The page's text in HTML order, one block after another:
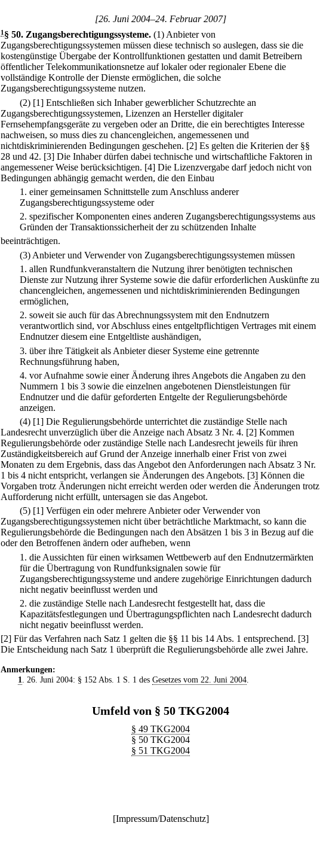
[26. Juni 2004–24. Februar 2007]
1§ 50. Zugangsberechtigungssysteme. (1) Anbieter von
Zugangsberechtigungssystemen müssen diese technisch so auslegen, dass sie die
kostengünstige Übergabe der Kontrollfunktionen gestatten und damit Betreibern
öffentlicher Telekommunikationsnetze auf lokaler oder regionaler Ebene die
vollständige Kontrolle der Dienste ermöglichen, die solche
Zugangsberechtigungssysteme nutzen.
(2) [1] Entschließen sich Inhaber gewerblicher Schutzrechte an
Zugangsberechtigungssystemen, Lizenzen an Hersteller digitaler
Fernsehempfangsgeräte zu vergeben oder an Dritte, die ein berechtigtes Interesse
nachweisen, so muss dies zu chancengleichen, angemessenen und
nichtdiskriminierenden Bedingungen geschehen. [2] Es gelten die Kriterien der §§
28 und 42. [3] Die Inhaber dürfen dabei technische und wirtschaftliche Faktoren in
angemessener Weise berücksichtigen. [4] Die Lizenzvergabe darf jedoch nicht von
Bedingungen abhängig gemacht werden, die den Einbau
1. einer gemeinsamen Schnittstelle zum Anschluss anderer
Zugangsberechtigungssysteme oder
2. spezifischer Komponenten eines anderen Zugangsberechtigungssystems aus
Gründen der Transaktionssicherheit der zu schützenden Inhalte
beeinträchtigen.
(3) Anbieter und Verwender von Zugangsberechtigungssystemen müssen
1. allen Rundfunkveranstaltern die Nutzung ihrer benötigten technischen
Dienste zur Nutzung ihrer Systeme sowie die dafür erforderlichen Auskünfte zu
chancengleichen, angemessenen und nichtdiskriminierenden Bedingungen
ermöglichen,
2. soweit sie auch für das Abrechnungssystem mit den Endnutzern
verantwortlich sind, vor Abschluss eines entgeltpflichtigen Vertrages mit einem
Endnutzer diesem eine Entgeltliste aushändigen,
3. über ihre Tätigkeit als Anbieter dieser Systeme eine getrennte
Rechnungsführung haben,
4. vor Aufnahme sowie einer Änderung ihres Angebots die Angaben zu den
Nummern 1 bis 3 sowie die einzelnen angebotenen Dienstleistungen für
Endnutzer und die dafür geforderten Entgelte der Regulierungsbehörde
anzeigen.
(4) [1] Die Regulierungsbehörde unterrichtet die zuständige Stelle nach
Landesrecht unverzüglich über die Anzeige nach Absatz 3 Nr. 4. [2] Kommen
Regulierungsbehörde oder zuständige Stelle nach Landesrecht jeweils für ihren
Zuständigkeitsbereich auf Grund der Anzeige innerhalb einer Frist von zwei
Monaten zu dem Ergebnis, dass das Angebot den Anforderungen nach Absatz 3 Nr.
1 bis 4 nicht entspricht, verlangen sie Änderungen des Angebots. [3] Können die
Vorgaben trotz Änderungen nicht erreicht werden oder werden die Änderungen trotz
Aufforderung nicht erfüllt, untersagen sie das Angebot.
(5) [1] Verfügen ein oder mehrere Anbieter oder Verwender von
Zugangsberechtigungssystemen nicht über beträchtliche Marktmacht, so kann die
Regulierungsbehörde die Bedingungen nach den Absätzen 1 bis 3 in Bezug auf die
oder den Betroffenen ändern oder aufheben, wenn
1. die Aussichten für einen wirksamen Wettbewerb auf den Endnutzermärkten
für die Übertragung von Rundfunksignalen sowie für
Zugangsberechtigungssysteme und andere zugehörige Einrichtungen dadurch
nicht negativ beeinflusst werden und
2. die zuständige Stelle nach Landesrecht festgestellt hat, dass die
Kapazitätsfestlegungen und Übertragungspflichten nach Landesrecht dadurch
nicht negativ beeinflusst werden.
[2] Für das Verfahren nach Satz 1 gelten die §§ 11 bis 14 Abs. 1 entsprechend. [3]
Die Entscheidung nach Satz 1 überprüft die Regulierungsbehörde alle zwei Jahre.
Anmerkungen:
1
. 26. Juni 2004: § 152 Abs. 1 S. 1 des Gesetzes vom 22. Juni 2004.
Umfeld von § 50 TKG2004
§ 49 TKG2004
§ 50 TKG2004
§ 51 TKG2004
[Impressum/Datenschutz]